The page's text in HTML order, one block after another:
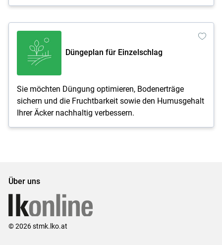
Düngeplan für Einzelschlag
Sie möchten Düngung optimieren, Bodenerträge
sichern und die Fruchtbarkeit sowie den Humusgehalt
Ihrer Äcker nachhaltig verbessern.
Über uns
© 2026 stmk.lko.at